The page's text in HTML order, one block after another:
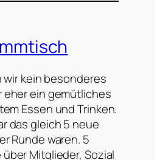
wir kein besonderes
eher ein gemütliches
Essen und Trinken.
das gleich 5 neue
Runde waren. 5
Mitglieder, Sozial